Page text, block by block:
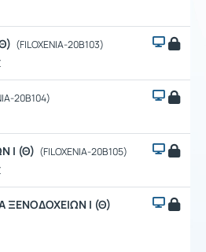
(FILOXENIA-20B103)
20B104)
Ι (Θ) (FILOXENIA-20B105)
ΞΕΝΟΔΟΧΕΙΩΝ Ι (Θ)